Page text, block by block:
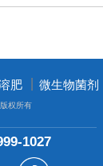
肥 丨微生物菌剂
权所有
1027